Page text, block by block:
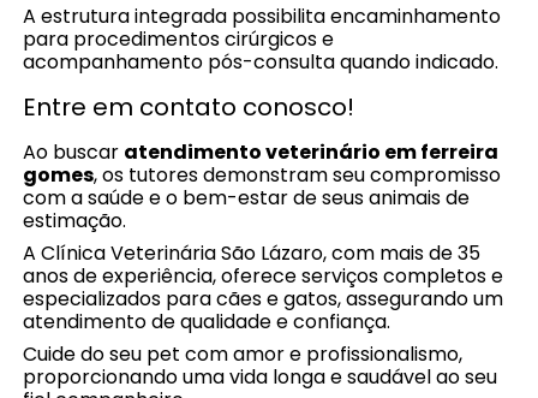
A estrutura integrada possibilita encaminhamento
para procedimentos cirúrgicos e
acompanhamento pós-consulta quando indicado.
Entre em contato conosco!
Ao buscar atendimento veterinário em ferreira
gomes, os tutores demonstram seu compromisso
com a saúde e o bem-estar de seus animais de
estimação.
A Clínica Veterinária São Lázaro, com mais de 35
anos de experiência, oferece serviços completos e
especializados para cães e gatos, assegurando um
atendimento de qualidade e confiança.
Cuide do seu pet com amor e profissionalismo,
proporcionando uma vida longa e saudável ao seu